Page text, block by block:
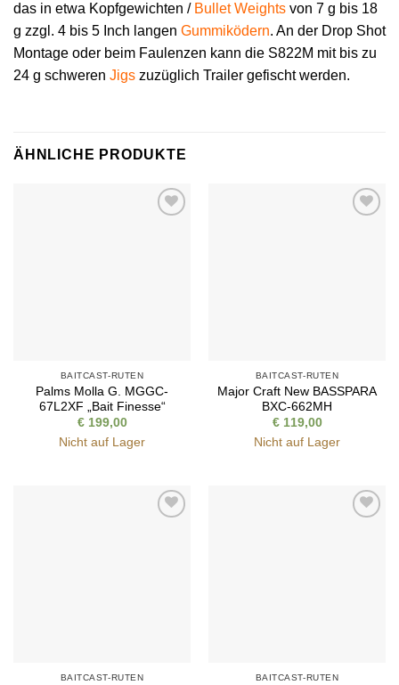
das in etwa Kopfgewichten / Bullet Weights von 7 g bis 18
g zzgl. 4 bis 5 Inch langen Gummiködern. An der Drop Shot
Montage oder beim Faulenzen kann die S822M mit bis zu
24 g schweren Jigs zuzüglich Trailer gefischt werden.
ÄHNLICHE PRODUKTE
BAITCAST-RUTEN
Palms Molla G. MGGC-
67L2XF „Bait Finesse“
€199,00
Nicht auf Lager
BAITCAST-RUTEN
Major Craft New BASSPARA
BXC-662MH
€119,00
Nicht auf Lager
BAITCAST-RUTEN BAITCAST-RUTEN